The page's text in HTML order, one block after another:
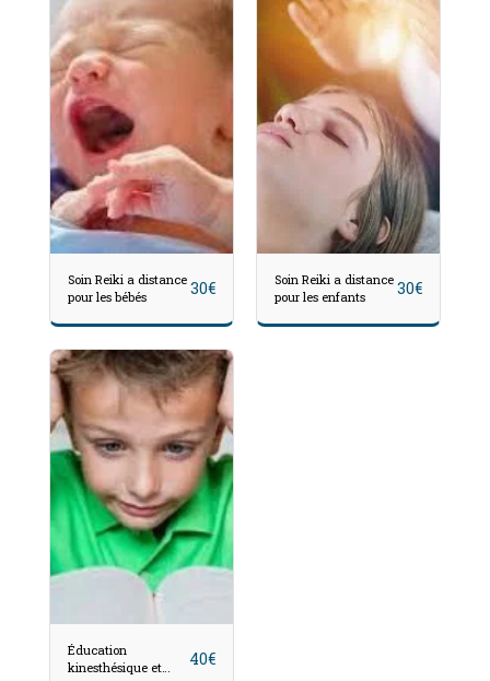
Soin Reiki a distance
pour les bébés
30€
Soin Reiki a distance
pour les enfants
30€
Éducation
kinesthésique et
40€